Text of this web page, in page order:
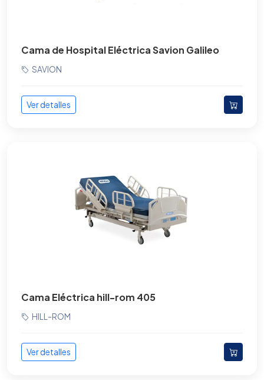
Cama de Hospital Eléctrica Savion Galileo
SAVION
Ver detalles
Cama Eléctrica hill-rom 405
HILL-ROM
Ver detalles